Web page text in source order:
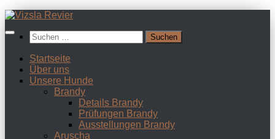
Zum
springenSuchen
nach:
Startseite
Über uns
Unsere Hunde
Brandy
Details Brandy
Prüfungen Brandy
Ausstellungen Brandy
Aruscha